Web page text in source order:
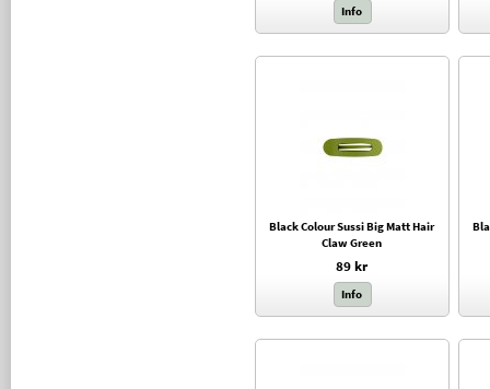
Info
Black Colour Sussi Big Matt Hair
Claw Green
89 kr
Info